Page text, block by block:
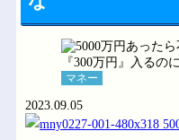
マネー
2023.09.05